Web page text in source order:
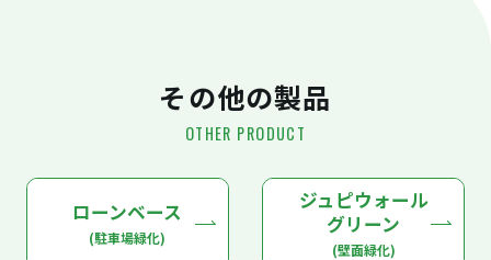
その他の製品
OTHER PRODUCT
ローンベース
(駐車場緑化)
ジュピウォール
グリーン
(壁面緑化)